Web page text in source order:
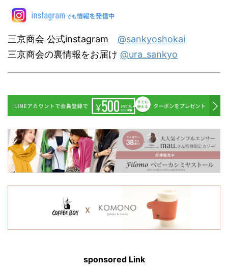
三京商会 公式instagram @sankyoshokai
三京商会の裏情報をお届け @ura_sankyo
sponsored Link